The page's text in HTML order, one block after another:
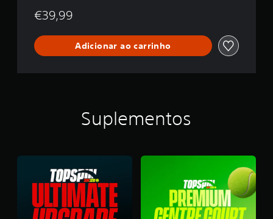
€39,99
Adicionar ao carrinho
Suplementos